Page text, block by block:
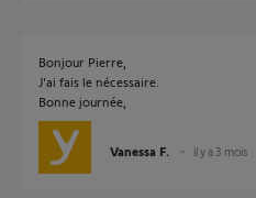
Bonjour Pierre,
J'ai fais le nécessaire.
Bonne journée,
Vanessa F. il y a 3 mois